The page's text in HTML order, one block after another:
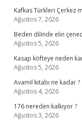
Kafkas Türkleri Çerkez
Ağustos 7, 2026
Beden dilinde elin
Ağustos 5, 2026
Kasap köfteye neden
Ağustos 5, 2026
Avamil kitabı ne kadar ?
Ağustos 4, 2026
176 nereden kalkıyor ?
Ağustos 3, 2026